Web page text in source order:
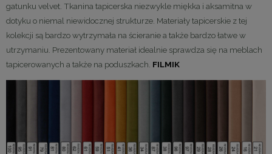
gatunku velvet. Tkanina tapicerska niezwykle miękka i aksamitna w
dotyku o niemal niewidocznej strukturze. Materiały tapicerskie z tej
kolekcji są bardzo wytrzymała na ścieranie a także bardzo łatwe w
utrzymaniu. Prezentowany materiał idealnie sprawdza się na meblach
tapicerowanych a także na poduszkach. FILMIK